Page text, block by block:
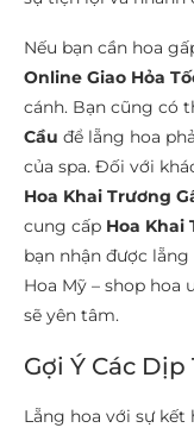
Nếu bạn cần hoa
Online Giao Hỏa
cánh. Bạn cũng có
Cầu để lẵng hoa
của spa. Đối với
Hoa Khai Trương
cung cấp Hoa Khai
bạn nhận được lẵng
Hoa Mỹ – shop hoa
sẽ yên tâm.
Gợi Ý Các
Lẵng hoa với sự